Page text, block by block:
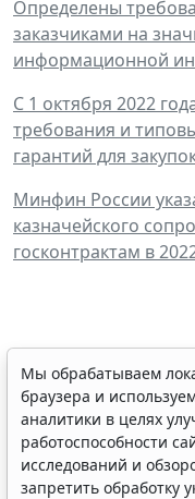
Определены
заказчиками на
информационной
С 1 октября 2022
требования и
гарантий для
Минфин России
казначейского
госконтрактам в
Срок
контракта с
7 августа 2026 16:55
Мы обрабатываем
браузера и
аналитики в целях
работоспособности
исследований и
запретить обработку